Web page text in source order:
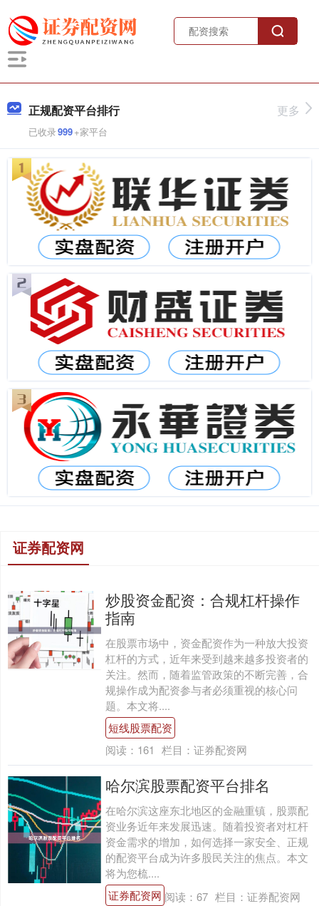
正规配资平台排行
已收录999+家平台
更多
证券配资网
炒股资金配资：合规杠杆操作
指南
在股票市场中，资金配资作为一种放大投资
杠杆的方式，近年来受到越来越多投资者的
关注。然而，随着监管政策的不断完善，合
规操作成为配资参与者必须重视的核心问
题。本文将....
短线股票配资
阅读： 161 栏目： 证券配资网
哈尔滨股票配资平台排名
在哈尔滨这座东北地区的金融重镇，股票配
资业务近年来发展迅速。随着投资者对杠杆
资金需求的增加，如何选择一家安全、正规
的配资平台成为许多股民关注的焦点。本文
将为您梳....
证券配资网 阅读： 67 栏目： 证券配资网